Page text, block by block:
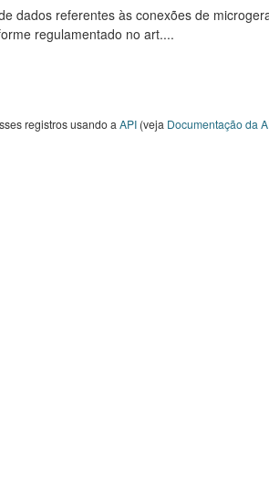
dados referentes às conexões de
regulamentado no art....
registros usando a API(veja Documentação da